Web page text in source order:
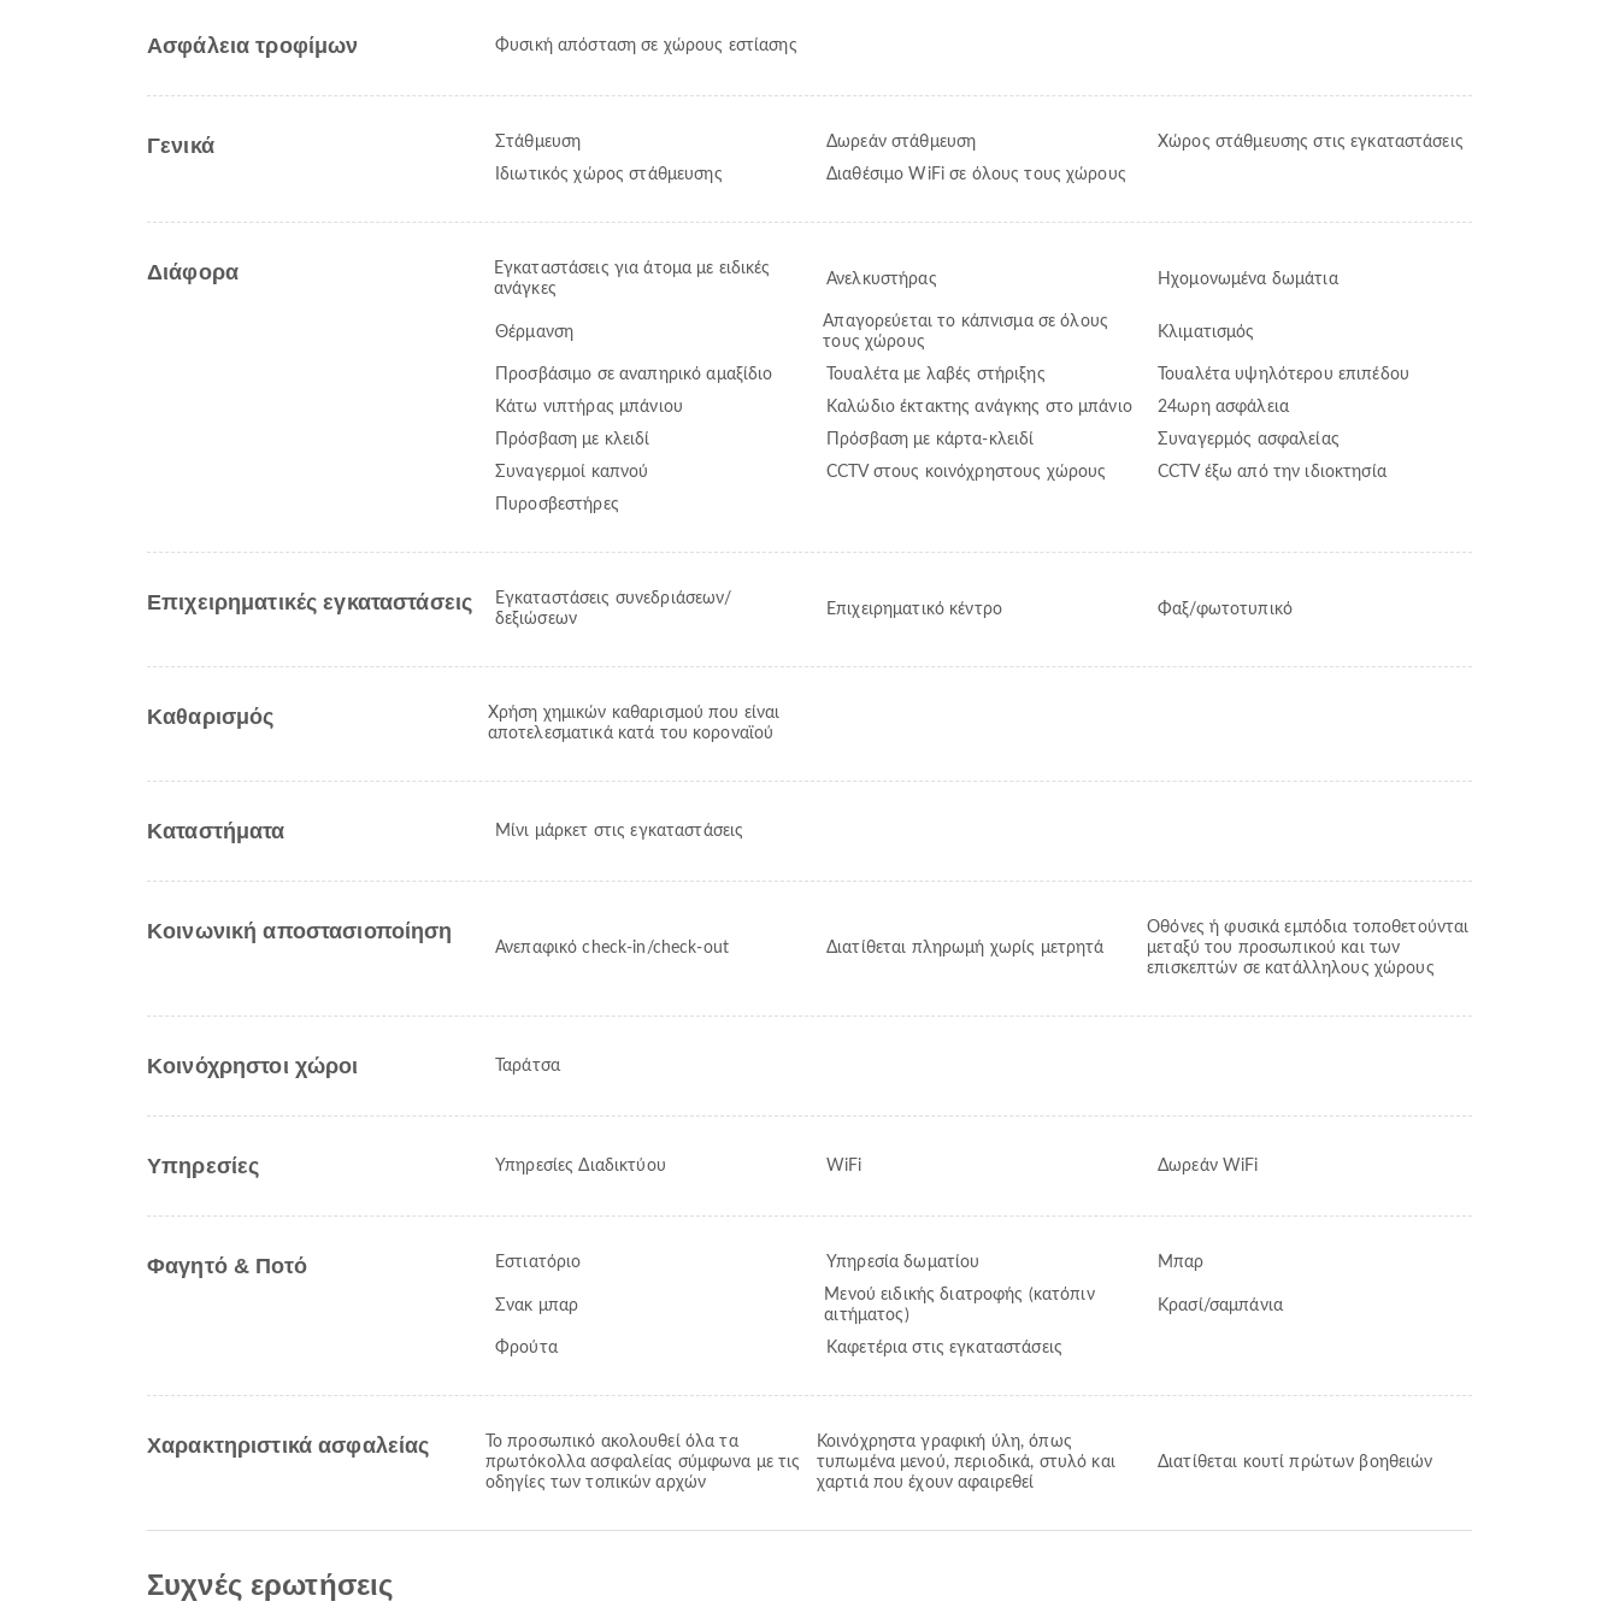
Ασφάλεια τροφίμων Φυσική απόσταση σε χώρους εστίασης
Γενικά Στάθμευση Δωρεάν στάθμευση
Χώρος στάθμευσης στις εγκαταστάσεις
Ιδιωτικός χώρος στάθμευσης
Διαθέσιμο WiFi σε όλους τους χώρους
Διάφορα
Εγκαταστάσεις για άτομα με ειδικές
ανάγκες
Ανελκυστήρας Ηχομονωμένα δωμάτια
Θέρμανση
Απαγορεύεται το κάπνισμα σε όλους
τους χώρους
Κλιματισμός
Προσβάσιμο σε αναπηρικό αμαξίδιο Τουαλέτα με λαβές στήριξης
Τουαλέτα υψηλότερου επιπέδου
Κάτω νιπτήρας μπάνιου
Καλώδιο έκτακτης ανάγκης στο μπάνιο
24ωρη ασφάλεια
Πρόσβαση με κλειδί
Πρόσβαση με κάρτα-κλειδί
Συναγερμός ασφαλείας
Συναγερμοί καπνού
CCTV στους κοινόχρηστους χώρους
CCTV έξω από την ιδιοκτησία
Πυροσβεστήρες
Επιχειρηματικές εγκαταστάσεις
Εγκαταστάσεις συνεδριάσεων/
δεξιώσεων
Επιχειρηματικό κέντρο Φαξ/φωτοτυπικό
Καθαρισμός
Χρήση χημικών καθαρισμού που είναι
αποτελεσματικά κατά του κοροναϊού
Καταστήματα Μίνι μάρκετ στις εγκαταστάσεις
Κοινωνική αποστασιοποίηση
Ανεπαφικό check-in/check-out Διατίθεται πληρωμή χωρίς μετρητά
Οθόνες ή φυσικά εμπόδια τοποθετούνται
μεταξύ του προσωπικού και των
επισκεπτών σε κατάλληλους χώρους
Κοινόχρηστοι χώροι Ταράτσα
Υπηρεσίες Υπηρεσίες Διαδικτύου WiFi Δωρεάν WiFi
Φαγητό & Ποτό Εστιατόριο Υπηρεσία δωματίου Μπαρ
Σνακ μπαρ
Μενού ειδικής διατροφής (κατόπιν
αιτήματος)
Κρασί/σαμπάνια
Φρούτα Καφετέρια στις εγκαταστάσεις
Χαρακτηριστικά ασφαλείας
Το προσωπικό ακολουθεί όλα τα
πρωτόκολλα ασφαλείας σύμφωνα με τις
οδηγίες των τοπικών αρχών
Κοινόχρηστα γραφική ύλη, όπως
τυπωμένα μενού, περιοδικά, στυλό και
χαρτιά που έχουν αφαιρεθεί
Διατίθεται κουτί πρώτων βοηθειών
Συχνές ερωτήσεις